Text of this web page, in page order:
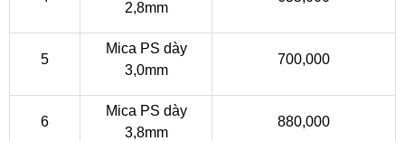
2,8mm
5
Mica PS dày
3,0mm
700,000
6
Mica PS dày
3,8mm
880,000